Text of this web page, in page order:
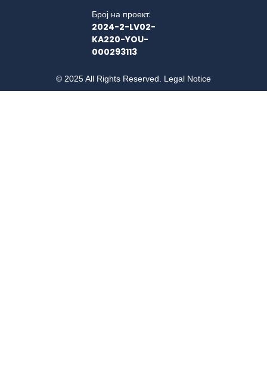
Број на проект:
2024-2-LV02-
KA220-YOU-
000293113
© 2025 All Rights Reserved. Legal Notice